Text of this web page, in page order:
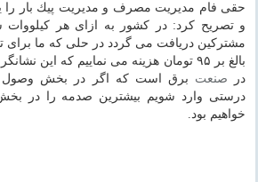
حقی فام مدیریت مصرف و مدیریت پیك بار
مشتركین دریافت می گردد در حلی كه ما برای
بالغ بر ۹۵ تومان هزینه می نماییم كه این
در صنعت برق است كه اگر در بخش وصول
درستی وارد شویم بیشترین صدمه را در بخش
خواهیم بود.